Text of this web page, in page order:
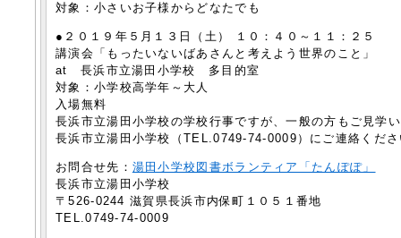
対象：小さいお子様からどなたでも
●２０１９年５月１３日（土） １０：４０～１１：２５
講演会「もったいないばあさんと考えよう世界のこと」
at 長浜市立湯田小学校 多目的室
対象：小学校高学年～大人
入場無料
長浜市立湯田小学校の学校行事ですが、一般の方もご見学
長浜市立湯田小学校（TEL.0749-74-0009）にご連絡くだ
お問合せ先： 湯田小学校図書ボランティア「たんぽぽ」
長浜市立湯田小学校
〒526-0244 滋賀県長浜市内保町１０５１番地
TEL.0749-74-0009